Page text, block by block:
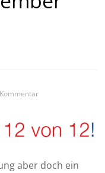
aber doch ein